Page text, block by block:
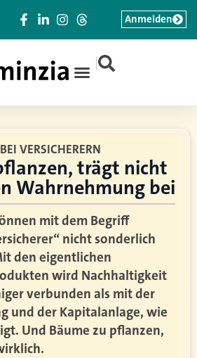
|
Anmelden
VERSICHERERN
trägt nicht
Wahrnehmung bei
mit dem Begriff
nicht sonderlich
den eigentlichen
wird Nachhaltigkeit
verbunden als mit der
und der Kapitalanlage, wie
Und Bäume zu pflanzen,